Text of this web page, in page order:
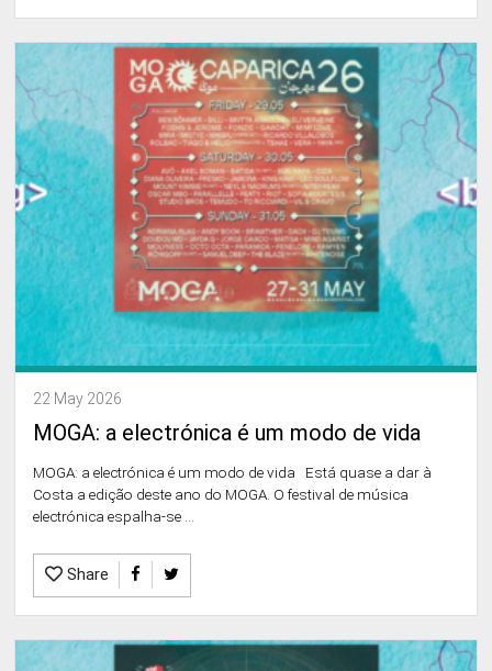
22 May 2026
MOGA: a electrónica é um modo de vida
MOGA: a electrónica é um modo de vida Está quase a dar à
Costa a edição deste ano do MOGA. O festival de música
electrónica espalha-se ...
Share